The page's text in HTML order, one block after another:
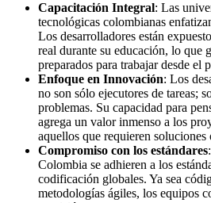
Capacitación Integral: Las
tecnológicas colombianas
Los desarrolladores están
real durante su educación, lo que
preparados para trabajar desde el
Enfoque en Innovación: Los
no son sólo ejecutores de tareas;
problemas. Su capacidad para
agrega un valor inmenso a los
aquellos que requieren soluciones
Compromiso con los estándares
Colombia se adhieren a los
codificación globales. Ya sea
metodologías ágiles, los equipos